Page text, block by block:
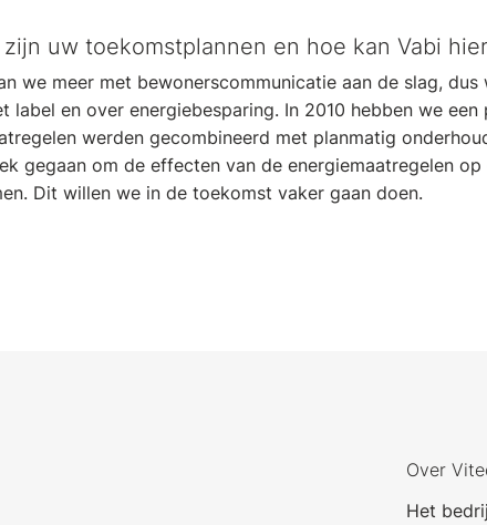
uw toekomstplannen en hoe kan Vabi
we meer met bewonerscommunicatie aan de slag, dus
label en over energiebesparing. In 2010 hebben we
werden gecombineerd met planmatig
gegaan om de effecten van de energiemaatregelen
Dit willen we in de toekomst vaker gaan doen.
Over
Het